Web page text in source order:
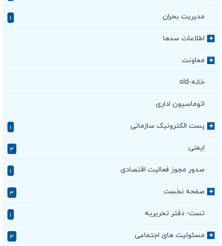
مدیریت بحران
+ اطلاعات سدها
+ معاونت
خانه-old
اتوماسیون اداری
+ پست الکترونیک سازمانی
ایمنی ۳
صدور مجوز فعالیت اقتصادی
+ صفحه نخست ۳
تست- دفتر تحریریه
+ مسئولیت های اجتماعی ۳